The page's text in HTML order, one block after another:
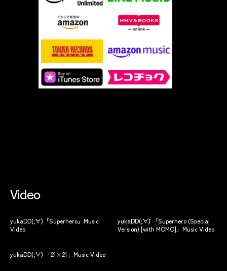
Video
yukaDD(;´∀`)「Superhero」Music
Video
yukaDD(;´∀`) 「Superhero (Special
Version) [with MOMO]」Music Video
yukaDD(;´∀`) 「21×21」Music Video